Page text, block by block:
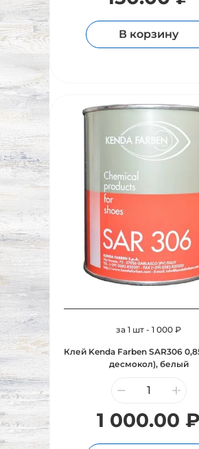
В корзину
за 1 шт - 1 000 ₽
Клей Kenda Farben SAR306
десмокол), белый
1 000.00 ₽